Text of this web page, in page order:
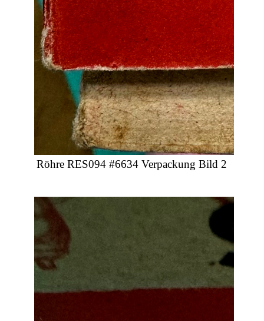
Röhre RES094 #6634 Verpackung Bild 2